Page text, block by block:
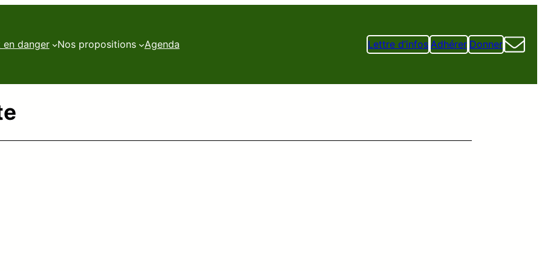
danger Nos propositions Agenda Lettre d’infos Adhérer Donner